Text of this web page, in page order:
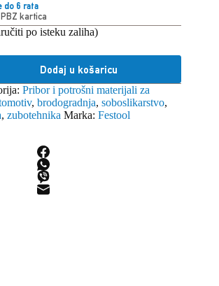
do 6 rata
kartica
po isteku zaliha)
Dodaj u košaricu
Pribor i potrošni materijali za
, brodogradnja, soboslikarstvo,
, zubotehnika Marka: Festool